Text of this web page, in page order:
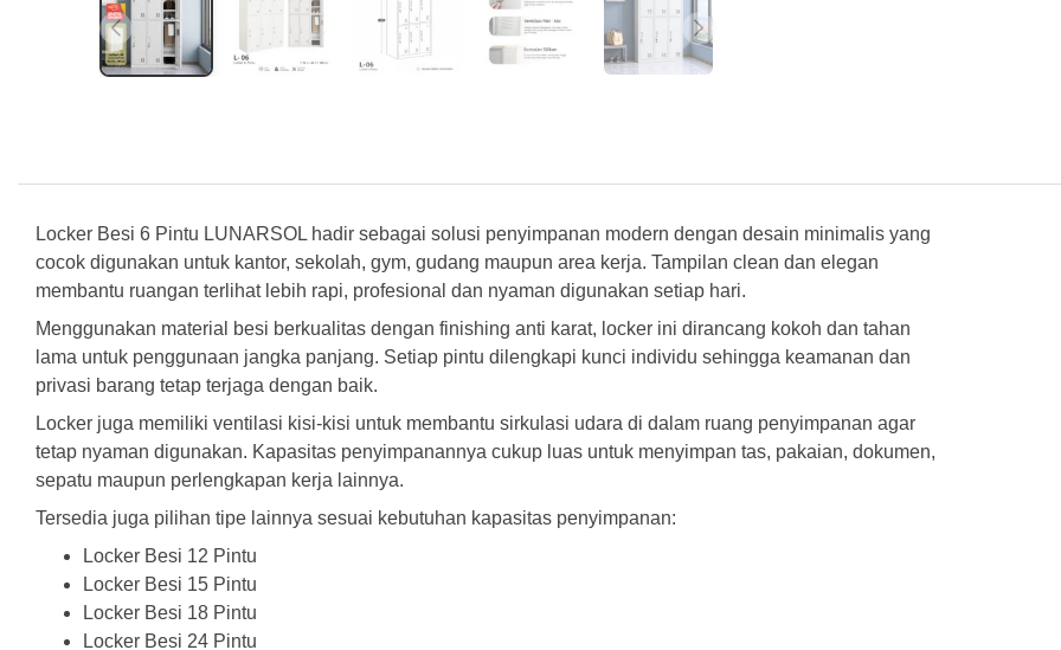
Locker Besi 6 Pintu LUNARSOL hadir sebagai solusi penyimpanan modern dengan desain minimalis yang
cocok digunakan untuk kantor, sekolah, gym, gudang maupun area kerja. Tampilan clean dan elegan
membantu ruangan terlihat lebih rapi, profesional dan nyaman digunakan setiap hari.
Menggunakan material besi berkualitas dengan finishing anti karat, locker ini dirancang kokoh dan tahan
lama untuk penggunaan jangka panjang. Setiap pintu dilengkapi kunci individu sehingga keamanan dan
privasi barang tetap terjaga dengan baik.
Locker juga memiliki ventilasi kisi-kisi untuk membantu sirkulasi udara di dalam ruang penyimpanan agar
tetap nyaman digunakan. Kapasitas penyimpanannya cukup luas untuk menyimpan tas, pakaian, dokumen,
sepatu maupun perlengkapan kerja lainnya.
Tersedia juga pilihan tipe lainnya sesuai kebutuhan kapasitas penyimpanan:
Locker Besi 12 Pintu
Locker Besi 15 Pintu
Locker Besi 18 Pintu
Locker Besi 24 Pintu